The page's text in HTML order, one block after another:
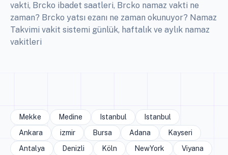
vakti, Brcko ibadet saatleri, Brcko namaz vakti ne
zaman? Brcko yatsı ezanı ne zaman okunuyor? Namaz
Takvimi vakit sistemi günlük, haftalık ve aylık namaz
vakitleri
Mekke Medine Istanbul
Istanbul
Ankara
izmir Bursa Adana
Kayseri
Antalya
Denizli Köln NewYork
Viyana